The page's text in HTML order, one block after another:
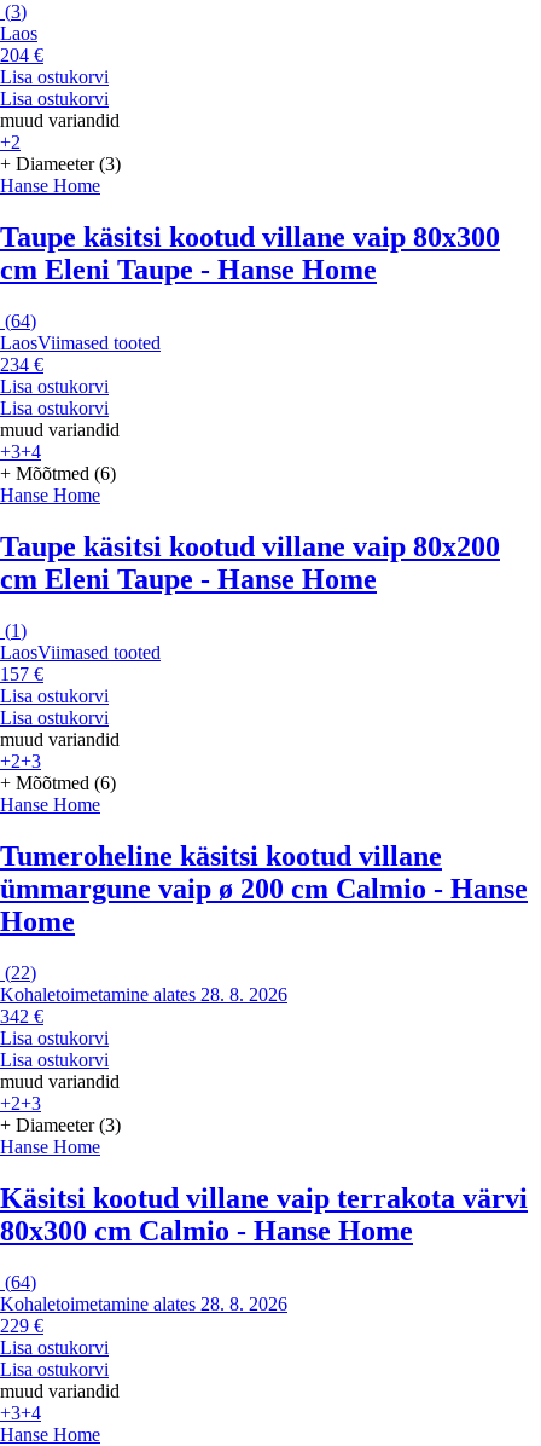
(3)
Laos
204 €
Lisa ostukorvi
Lisa ostukorvi
muud variandid
+2
+ Diameeter (3)
Hanse Home
Taupe käsitsi kootud villane vaip 80x300
cm Eleni Taupe - Hanse Home
(64)
LaosViimased tooted
234 €
Lisa ostukorvi
Lisa ostukorvi
muud variandid
+3+4
+ Mõõtmed (6)
Hanse Home
Taupe käsitsi kootud villane vaip 80x200
cm Eleni Taupe - Hanse Home
(1)
LaosViimased tooted
157 €
Lisa ostukorvi
Lisa ostukorvi
muud variandid
+2+3
+ Mõõtmed (6)
Hanse Home
Tumeroheline käsitsi kootud villane
ümmargune vaip ø 200 cm Calmio - Hanse
Home
(22)
Kohaletoimetamine alates 28. 8. 2026
342 €
Lisa ostukorvi
Lisa ostukorvi
muud variandid
+2+3
+ Diameeter (3)
Hanse Home
Käsitsi kootud villane vaip terrakota värvi
80x300 cm Calmio - Hanse Home
(64)
Kohaletoimetamine alates 28. 8. 2026
229 €
Lisa ostukorvi
Lisa ostukorvi
muud variandid
+3+4
Hanse Home